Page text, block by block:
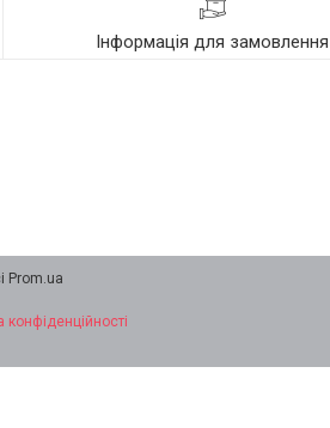
Інформація для замовлення
Prom.ua
конфіденційності